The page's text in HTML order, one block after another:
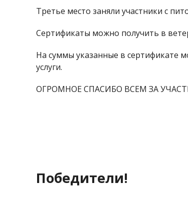
Третье место заняли участники с
Сертификаты можно получить в
На суммы указанные в сертификате
услуги.
ОГРОМНОЕ СПАСИБО ВСЕМ ЗА
Победители!